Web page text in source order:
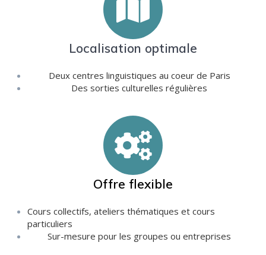
Localisation optimale
Deux centres linguistiques au coeur de Paris
Des sorties culturelles régulières
Offre flexible
Cours collectifs, ateliers thématiques et cours
particuliers
Sur-mesure pour les groupes ou entreprises